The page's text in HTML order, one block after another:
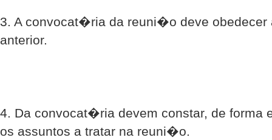
3. A convocat�ria da reuni�o deve obedecer
anterior.
4. Da convocat�ria devem constar, de forma
os assuntos a tratar na reuni�o.